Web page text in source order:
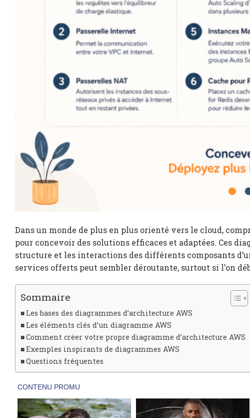
Dans un monde de plus en plus orienté vers le cloud,
pour concevoir des solutions efficaces et adaptées. Ces
structure et les interactions des différents composants
services offerts peut sembler déroutante, surtout si l’on
Sommaire
Les bases des diagrammes d’architecture AWS
Les éléments clés d’un diagramme AWS
Comment créer votre propre diagramme d’architecture AWS
Exemples inspirants de diagrammes AWS
Questions fréquentes